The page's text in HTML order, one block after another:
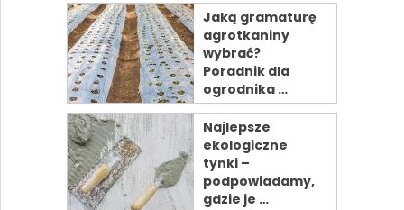
Jaką gramaturę
agrotkaniny
wybrać?
Poradnik dla
ogrodnika …
Najlepsze
ekologiczne
tynki –
podpowiadamy,
gdzie je …